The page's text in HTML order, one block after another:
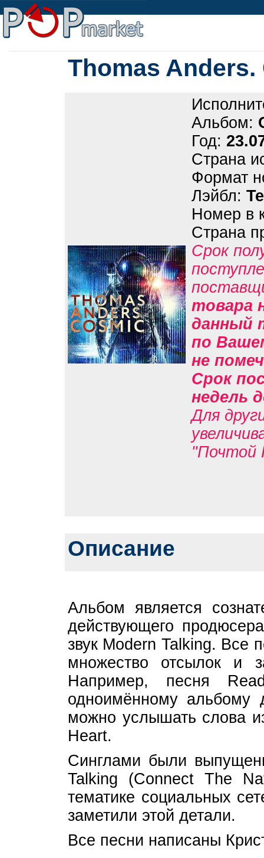
Thomas Anders.
Альбом:
Год:
Страна
Формат
Лэйбл:
Номер в
Страна
Срок
товара
данный
по
не
Срок
недель
Для
"Почтой
Описание
Альбом является
действующего
звук Modern Talking. Все
множество отсылок и
Например, песня
одноимённому альбому
можно услышать слова
Heart.
Синглами были
Talking (Connect The
тематике социальных
заметили этой детали.
Все песни написаны